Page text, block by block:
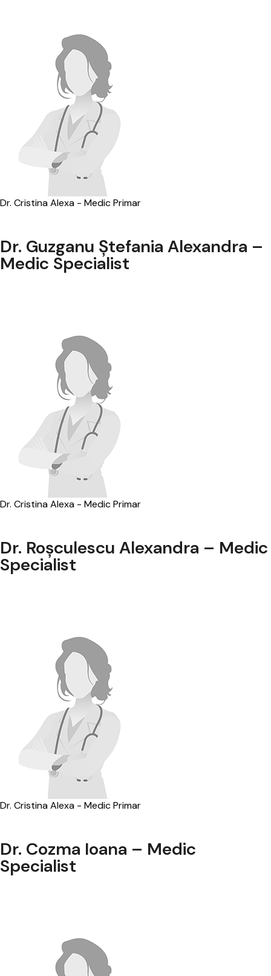
Dr. Cristina Alexa - Medic Primar
Dr. Guzganu Ștefania Alexandra –
Medic Specialist
Dr. Cristina Alexa - Medic Primar
Dr. Roșculescu Alexandra – Medic
Specialist
Dr. Cristina Alexa - Medic Primar
Dr. Cozma Ioana – Medic
Specialist